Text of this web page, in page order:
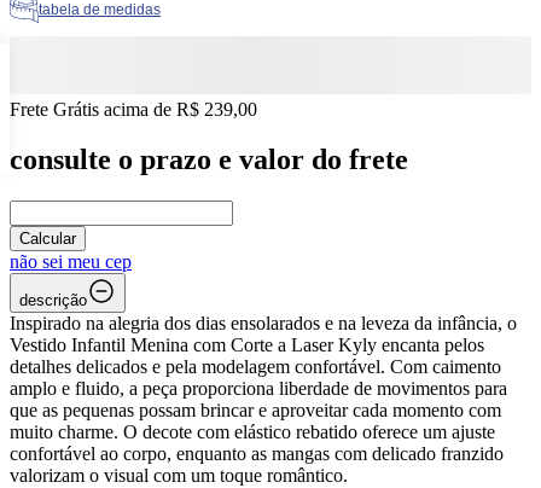
tabela de medidas
Frete Grátis acima de R$ 239,00
consulte o prazo e valor do frete
Calcular
não sei meu cep
descrição
Inspirado na alegria dos dias ensolarados e na leveza da infância, o
Vestido Infantil Menina com Corte a Laser Kyly encanta pelos
detalhes delicados e pela modelagem confortável. Com caimento
amplo e fluido, a peça proporciona liberdade de movimentos para
que as pequenas possam brincar e aproveitar cada momento com
muito charme. O decote com elástico rebatido oferece um ajuste
confortável ao corpo, enquanto as mangas com delicado franzido
valorizam o visual com um toque romântico.